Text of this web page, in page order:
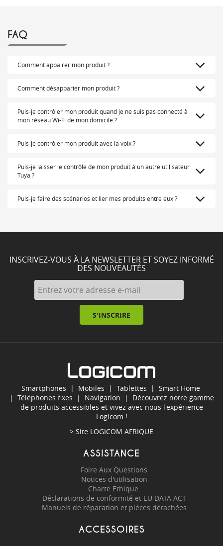
FAQ
Comment appairer mon produit ?
Comment désapparier mon produit ?
Puis-je contrôler mon produit quand je ne suis pas connecté à
mon réseau Wi-Fi de mon domicile ?
Puis-je contrôler mon produit avec la voix ?
Puis-je laisser le contrôle de mon produit à un autre utilisateur
Tuya ?
Puis-je faire des scénarios et lier mes produits entre eux ?
INSCRIVEZ-VOUS À LA NEWSLETTER ET SOYEZ INFORMÉ
DES NOUVEAUTÉS
S'INSCRIRE
Smartphones | Mobiles | Tablettes | Smart Home
| Téléphones fixes | Navigation | Découvrez notre gamme
de produits accessibles et vivez avec nous l'expérience
Logicom !
> Site LOGICOM AFRIQUE
ASSISTANCE
Foire Aux Questions
Notices d'utilisation
Charte Ethique
Déclarations de conformité et EU DATA ACT
Manuels de réparation et pièces détachées
ACCESSOIRES